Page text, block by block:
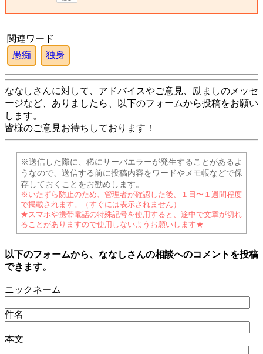
関連ワード
愚痴
独身
ななしさんに対して、アドバイスやご意見、励ましのメッセ
ージなど、ありましたら、以下のフォームから投稿をお願い
します。
皆様のご意見お待ちしております！
※送信した際に、稀にサーバエラーが発生することがあるよ
うなので、送信する前に投稿内容をワードやメモ帳などで保
存しておくことをお勧めします。
※いたずら防止のため、管理者が確認した後、１日〜１週間程度
で掲載されます。（すぐには表示されません）
★スマホや携帯電話の特殊記号を使用すると、途中で文章が切れ
ることがありますので使用しないようお願いします★
以下のフォームから、ななしさんの相談へのコメントを投稿
できます。
ニックネーム
件名
本文